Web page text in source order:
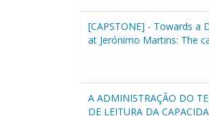
[CAPSTONE] - Towards a
at Jerónimo Martins: The
A ADMINISTRAÇÃO DO
DE LEITURA DA